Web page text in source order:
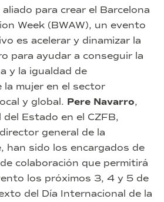
para crear el Barcelona
Week (BWAW), un evento
es acelerar y dinamizar la
para ayudar a conseguir la
y la igualdad de
mujer en el sector
y global. Pere Navarro,
del Estado en el CZFB,
general de la
han sido los encargados de
colaboración que permitirá
los próximos 3, 4 y 5 de
del Día Internacional de la